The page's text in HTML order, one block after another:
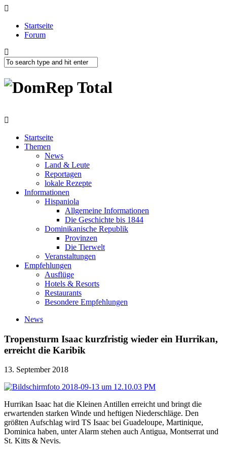
Startseite
Forum
Startseite
Themen
News
Land & Leute
Reportagen
lokale Rezepte
Informationen
Hispaniola
Allgemeine Informationen
Die Geschichte bis 1844
Dominikanische Republik
Provinzen
Die Tierwelt
Veranstaltungen
Empfehlungen
Ausflüge
Hotels & Resorts
Restaurants
Besondere Empfehlungen
News
Tropensturm Isaac kurzfristig wieder ein Hurrikan,
erreicht die Karibik
13. September 2018
Hurrikan Isaac hat die Kleinen Antillen erreicht und bringt die
erwartenden starken Winde und heftigen Niederschläge. Den
größten Aufschlag wird TS Isaac bei Guadeloupe, Martinique,
Dominica haben, unter Alarm stehen auch Antigua, Montserrat und
St. Kitts & Nevis.